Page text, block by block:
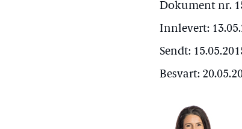
Dokument nr.
Innlevert:
Sendt:
Besvart: